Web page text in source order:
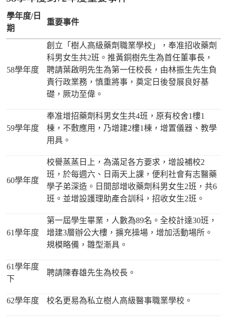
學年度/日
期
重要事件
58學年度
創立「樹人高級藥劑職業學校」，奉准招收藥劑
科男女生共2班。推黃銅樹先生為首任董事長，
聘請葉啟明先生為第一任校長，由林振生先生負
責行政業務，慎重將事，奠定日後發展良好基
礎，厥功至偉。
59學年度
奉准增招藥劑科男女生共4班，原有校舍1樓1
棟，不敷應用，乃增建2樓1棟，增置儀器、教學
用具。
60學年度
校譽蒸蒸日上，為滿足各方要求，增設補校2
班，於每週六、日兩天上課，便利社會有志醫藥
學子弟深造。日間部增收藥劑科男女生2班，共6
班。並增設護理助產合訓科，招收女生2班。
61學年度
第一屆學生畢業，人數為89名。全校計達30班，
增建3層辦公大樓，擴充操場，增加活動場所。
規模略備，雛型漸具。
61學年度
下
聘請陳春雄先生為校長。
62學年度 校名更易為私立樹人高級醫事職業學校。